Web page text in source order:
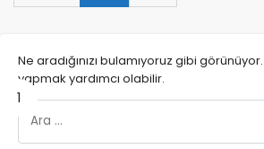
Ne aradığınızı bulamıyoruz gibi
yapmak yardımcı olabilir.